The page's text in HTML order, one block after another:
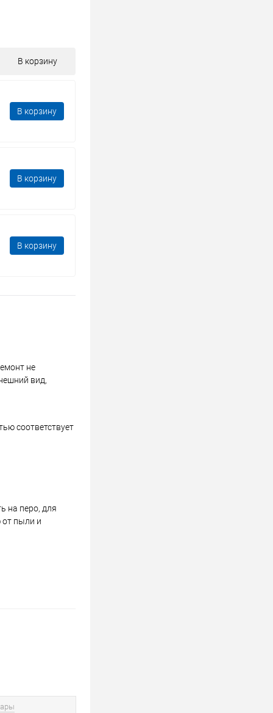
В корзину
В корзину
В корзину
В корзину
не
вид,
соответствует
на перо, для
от пыли и